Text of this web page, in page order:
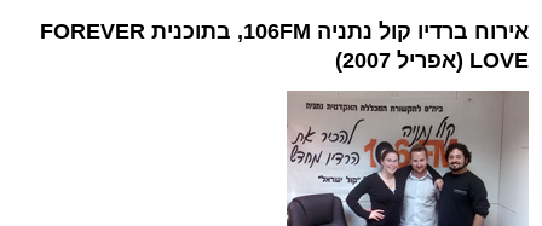
אירוח ברדיו קול נתניה 106FM, בתוכנית FOREVER
LOVE (אפריל 2007)